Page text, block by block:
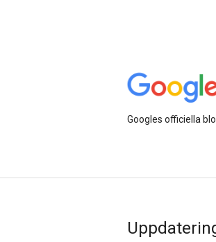
Googles officiella